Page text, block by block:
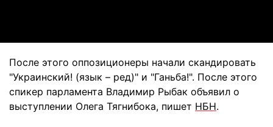
После этого оппозиционеры начали скандировать
"Украинский! (язык – ред)" и "Ганьба!". После этого
спикер парламента Владимир Рыбак объявил о
выступлении Олега Тягнибока, пишет НБН.